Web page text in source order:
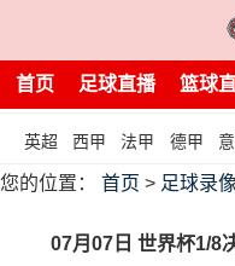
首页 足球直播 篮球
英超 西甲 法甲 德甲
您的位置： 首页 > 足球录像
07月07日 世界杯1/8